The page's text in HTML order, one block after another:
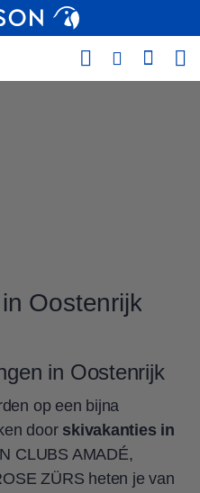
Oostenrijk
in Oostenrijk
op een bijna
door skivakanties in
CLUBS AMADÉ,
ZÜRS heten je van